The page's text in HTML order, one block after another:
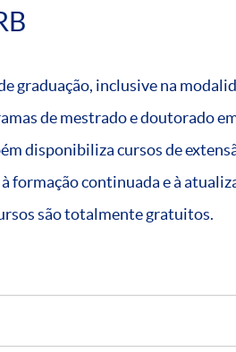
graduação, inclusive na
de mestrado e doutorado
disponibiliza cursos de
formação continuada e à
são totalmente gratuitos.